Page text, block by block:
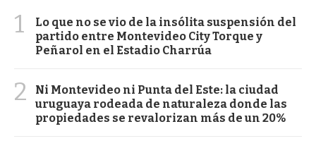
1
Lo que no se vio de la insólita suspensión del
partido entre Montevideo City Torque y
Peñarol en el Estadio Charrúa
2
Ni Montevideo ni Punta del Este: la ciudad
uruguaya rodeada de naturaleza donde las
propiedades se revalorizan más de un 20%